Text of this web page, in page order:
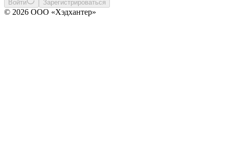
Войти Зарегистрироваться
© 2026 ООО «Хэдхантер»